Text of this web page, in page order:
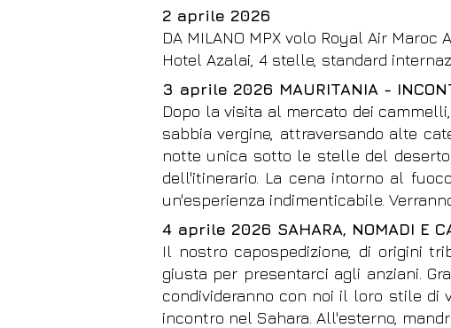
2 aprile 2026
DA MILANO MPX volo Royal Air Maroc
Hotel Azalai, 4 stelle, standard
3 aprile 2026 MAURITANIA -
Dopo la visita al mercato dei
sabbia vergine, attraversando alte
notte unica sotto le stelle del
dell'itinerario. La cena intorno al
un'esperienza indimenticabile.
4 aprile 2026 SAHARA, NOMADI E
Il nostro capospedizione, di origini
giusta per presentarci agli anziani.
condivideranno con noi il loro stile di
incontro nel Sahara. All'esterno,